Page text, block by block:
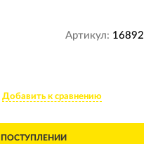
Артикул: 16892
Добавить к сравнению